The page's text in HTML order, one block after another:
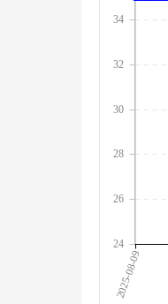
2025-08-09
24
26
28
30
32
34